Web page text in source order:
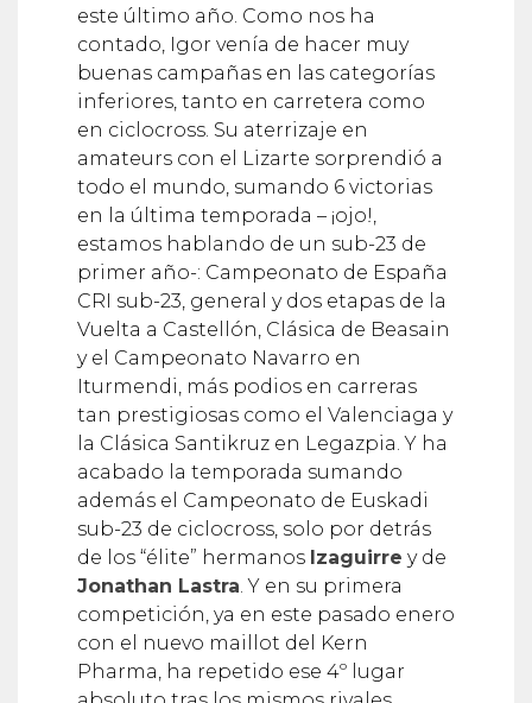
contado, Igor venía de hacer muy
buenas campañas en las categorías
inferiores, tanto en carretera como
en ciclocross. Su aterrizaje en
amateurs con el Lizarte sorprendió a
todo el mundo, sumando 6 victorias
en la última temporada – ¡ojo!,
estamos hablando de un sub-23 de
primer año-: Campeonato de España
CRI sub-23, general y dos etapas de la
Vuelta a Castellón, Clásica de Beasain
y el Campeonato Navarro en
Iturmendi, más podios en carreras
tan prestigiosas como el Valenciaga y
la Clásica Santikruz en Legazpia. Y ha
acabado la temporada sumando
además el Campeonato de Euskadi
sub-23 de ciclocross, solo por detrás
de los “élite” hermanosIzaguirrey de
Jonathan Lastra. Y en su primera
competición, ya en este pasado enero
con el nuevo maillot del Kern
Pharma, ha repetido ese 4º lugar
absoluto tras los mismos rivales.